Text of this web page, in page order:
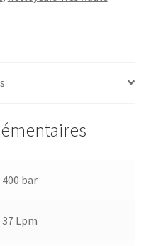
400 bar
37 Lpm